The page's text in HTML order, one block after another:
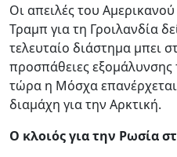
Οι απειλές του
Τραμπ για τη Γροιλανδία
τελευταίο διάστημα μπει
προσπάθειες
τώρα η Μόσχα
διαμάχη για την Αρκτική.
Ο κλοιός για την Ρωσία